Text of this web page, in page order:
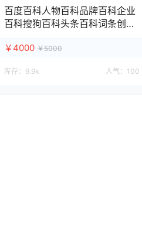
百度百科人物百科品牌百科企业
百科搜狗百科头条百科词条创建
￥4000 ￥5000
库存： 9.9k 人气： 100